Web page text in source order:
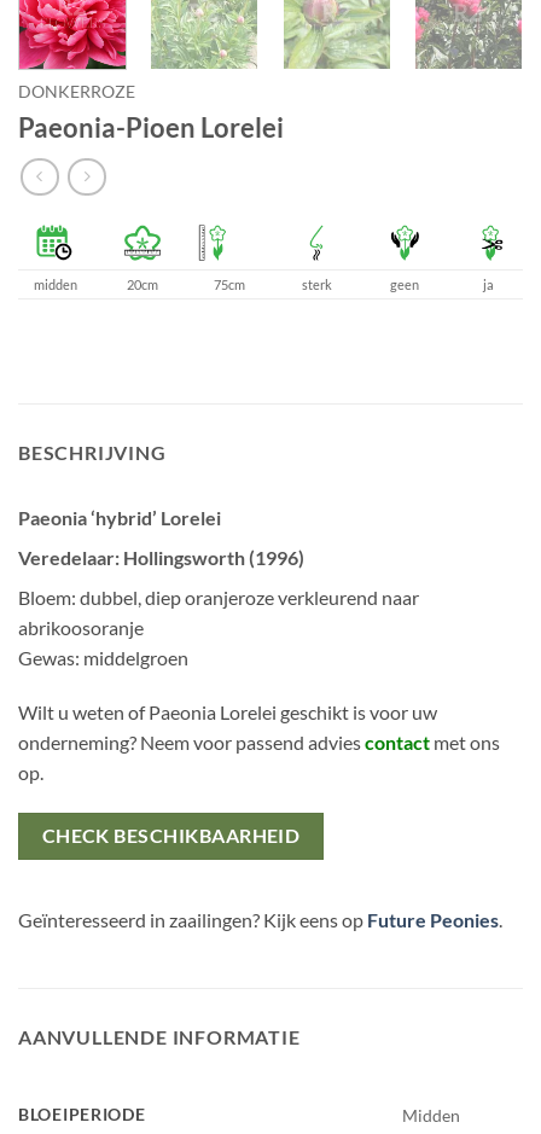
DONKERROZE
Paeonia-Pioen Lorelei
midden 20cm 75cm sterk geen ja
BESCHRIJVING
Paeonia ‘hybrid’ Lorelei
Veredelaar: Hollingsworth (1996)
Bloem: dubbel, diep oranjeroze verkleurend naar
abrikoosoranje
Gewas: middelgroen
Wilt u weten of Paeonia Lorelei geschikt is voor uw
onderneming? Neem voor passend adviescontact met ons
op.
CHECK BESCHIKBAARHEID
Geïnteresseerd in zaailingen? Kijk eens op Future Peonies
AANVULLENDE INFORMATIE
BLOEIPERIODE Midden